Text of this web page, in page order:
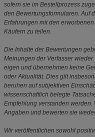
sofern sie im Bestellprozess
den Bewertungsformularen. Auf
Erfahrungen mit den
Käufern zu teilen.
Die Inhalte der Bewertungen
Meinungen der Verfasser
eigen und übernehmen keine
oder Aktualität. Dies gilt
beruhen auf subjektiven
wissenschaftlich belegte
Empfehlung verstanden
Angaben und bewerten sie
Wir veröffentlichen sowohl